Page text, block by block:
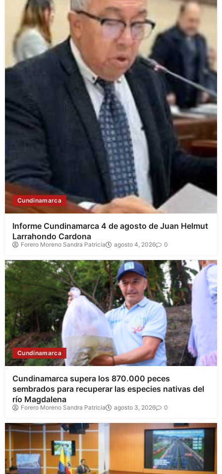
Cundinamarca
Informe Cundinamarca 4 de agosto de Juan Helmut
Larrahondo Cardona
Forero Moreno Sandra Patricia agosto 4, 2026 0
Cundinamarca
Cundinamarca supera los 870.000 peces
sembrados para recuperar las especies nativas del
río Magdalena
Forero Moreno Sandra Patricia agosto 3, 2026 0